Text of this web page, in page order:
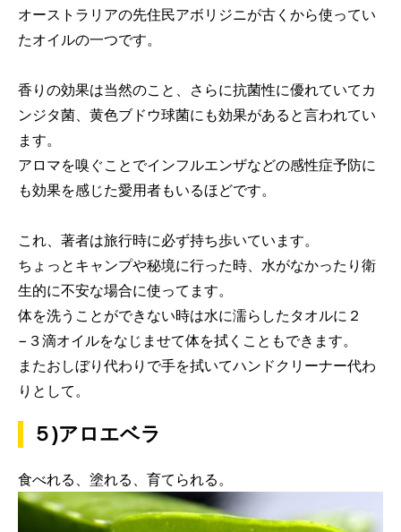
オーストラリアの先住民アボリジニが古くから使ってい
たオイルの一つです。
香りの効果は当然のこと、さらに抗菌性に優れていてカ
ンジタ菌、黄色ブドウ球菌にも効果があると言われてい
ます。
アロマを嗅ぐことでインフルエンザなどの感性症予防に
も効果を感じた愛用者もいるほどです。
これ、著者は旅行時に必ず持ち歩いています。
ちょっとキャンプや秘境に行った時、水がなかったり衛
生的に不安な場合に使ってます。
体を洗うことができない時は水に濡らしたタオルに２
−３滴オイルをなじませて体を拭くこともできます。
またおしぼり代わりで手を拭いてハンドクリーナー代わ
りとして。
５)アロエベラ
食べれる、塗れる、育てられる。